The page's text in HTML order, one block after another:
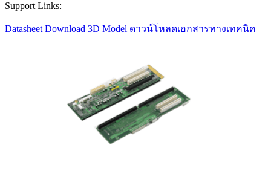
Support Links:
Datasheet Download 3D Model ดาวน์โหลดเอกสารทางเทคนิค